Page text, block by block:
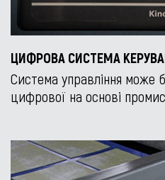
ЦИФРОВА СИСТЕМА
Система управління може
цифрової на основі